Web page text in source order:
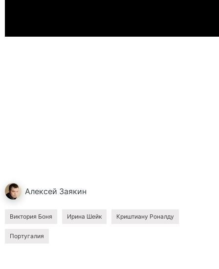
Алексей Заякин
Виктория Боня Ирина Шейк Криштиану Роналду
Португалия